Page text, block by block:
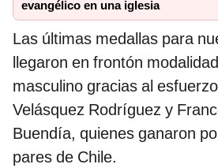
evangélico en una iglesia
Las últimas medallas para
llegaron en frontón
masculino gracias al
Velásquez Rodríguez y
Buendía, quienes ganaron
pares de Chile.